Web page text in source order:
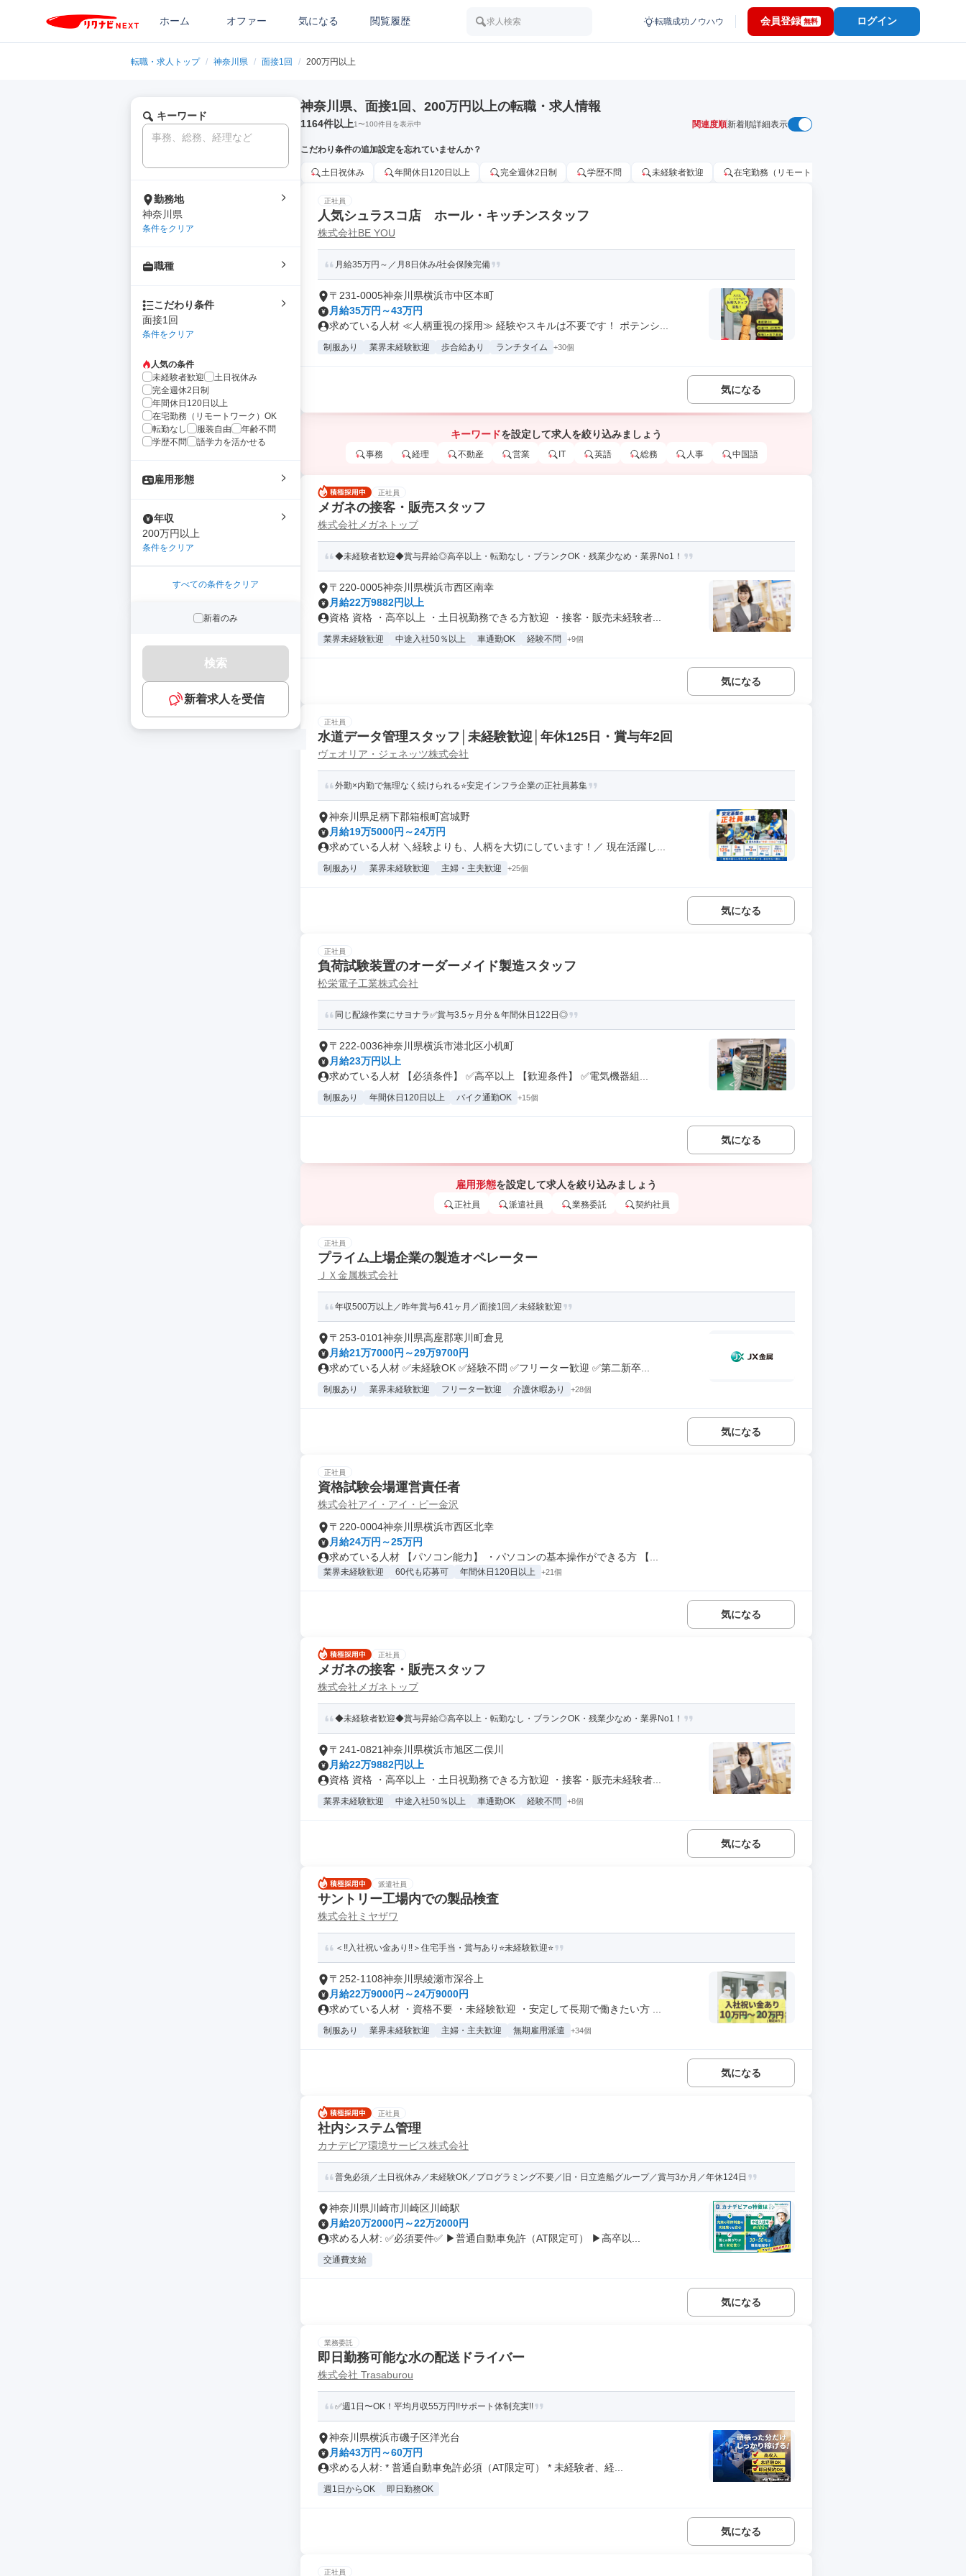
ホーム オファー 気になる 閲覧履歴 求人検索 転職成功ノウハウ 会員登録 無料 ログイン
転職・求人トップ / 神奈川県 / 面接1回 / 200万円以上
キーワード
勤務地
神奈川県
条件をクリア
職種
こだわり条件
面接1回
条件をクリア
人気の条件
未経験者歓迎
土日祝休み
完全週休2日制
年間休日120日以上
在宅勤務（リモートワーク）OK
転勤なし
服装自由
年齢不問
学歴不問
語学力を活かせる
雇用形態
年収
200万円以上
条件をクリア
すべての条件をクリア
新着のみ
検索
新着求人を受信
神奈川県、面接1回、200万円以上の転職・求人情報
1164件以上1〜100件目を表示中 関連度順新着順詳細表示
こだわり条件の追加設定を忘れていませんか？
土日祝休み 年間休日120日以上 完全週休2日制 学歴不問 未経験者歓迎 在宅勤務（リモートワーク）OK
正社員
人気シュラスコ店 ホール・キッチンスタッフ
株式会社BE YOU
月給35万円～／月8日休み/社会保険完備
〒231-0005神奈川県横浜市中区本町
月給35万円～43万円
求めている人材 ≪人柄重視の採用≫ 経験やスキルは不要です！ ポテンシ...
制服あり 業界未経験歓迎 歩合給あり ランチタイム +30個
気になる
キーワードを設定して求人を絞り込みましょう
事務 経理 不動産 営業 IT 英語 総務 人事 中国語
正社員
メガネの接客・販売スタッフ
株式会社メガネトップ
◆未経験者歓迎◆賞与昇給◎高卒以上・転勤なし・ブランクOK・残業少なめ・業界No1！
〒220-0005神奈川県横浜市西区南幸
月給22万9882円以上
資格 資格 ・高卒以上 ・土日祝勤務できる方歓迎 ・接客・販売未経験者...
業界未経験歓迎 中途入社50％以上 車通勤OK 経験不問 +9個
気になる
正社員
水道データ管理スタッフ│未経験歓迎│年休125日・賞与年2回
ヴェオリア・ジェネッツ株式会社
外勤×内勤で無理なく続けられる⭐安定インフラ企業の正社員募集
神奈川県足柄下郡箱根町宮城野
月給19万5000円～24万円
求めている人材 ＼経験よりも、人柄を大切にしています！／ 現在活躍し...
制服あり 業界未経験歓迎 主婦・主夫歓迎 +25個
気になる
正社員
負荷試験装置のオーダーメイド製造スタッフ
松栄電子工業株式会社
同じ配線作業にサヨナラ✅賞与3.5ヶ月分＆年間休日122日◎
〒222-0036神奈川県横浜市港北区小机町
月給23万円以上
求めている人材 【必須条件】 ✅高卒以上 【歓迎条件】 ✅電気機器組...
制服あり 年間休日120日以上 バイク通勤OK +15個
気になる
雇用形態を設定して求人を絞り込みましょう
正社員 派遣社員 業務委託 契約社員
正社員
プライム上場企業の製造オペレーター
ＪＸ金属株式会社
年収500万以上／昨年賞与6.41ヶ月／面接1回／未経験歓迎
〒253-0101神奈川県高座郡寒川町倉見
月給21万7000円～29万9700円
求めている人材 ✅未経験OK ✅経験不問 ✅フリーター歓迎 ✅第二新卒...
制服あり 業界未経験歓迎 フリーター歓迎 介護休暇あり +28個
気になる
正社員
資格試験会場運営責任者
株式会社アイ・アイ・ピー金沢
〒220-0004神奈川県横浜市西区北幸
月給24万円～25万円
求めている人材 【パソコン能力】 ・パソコンの基本操作ができる方 【...
業界未経験歓迎 60代も応募可 年間休日120日以上 +21個
気になる
正社員
メガネの接客・販売スタッフ
株式会社メガネトップ
◆未経験者歓迎◆賞与昇給◎高卒以上・転勤なし・ブランクOK・残業少なめ・業界No1！
〒241-0821神奈川県横浜市旭区二俣川
月給22万9882円以上
資格 資格 ・高卒以上 ・土日祝勤務できる方歓迎 ・接客・販売未経験者...
業界未経験歓迎 中途入社50％以上 車通勤OK 経験不問 +8個
気になる
派遣社員
サントリー工場内での製品検査
株式会社ミヤザワ
＜!!入社祝い金あり!!＞住宅手当・賞与あり⭐未経験歓迎⭐
〒252-1108神奈川県綾瀬市深谷上
月給22万9000円～24万9000円
求めている人材 ・資格不要 ・未経験歓迎 ・安定して長期で働きたい方 ...
制服あり 業界未経験歓迎 主婦・主夫歓迎 無期雇用派遣 +34個
気になる
正社員
社内システム管理
カナデビア環境サービス株式会社
普免必須／土日祝休み／未経験OK／プログラミング不要／旧・日立造船グループ／賞与3か月／年休124日
神奈川県川崎市川崎区川崎駅
月給20万2000円～22万2000円
求める人材: ✅必須要件✅ ▶普通自動車免許（AT限定可） ▶高卒以...
交通費支給
気になる
業務委託
即日勤務可能な水の配送ドライバー
株式会社 Trasaburou
✅週1日〜OK！平均月収55万円!!サポート体制充実!!
神奈川県横浜市磯子区洋光台
月給43万円～60万円
求める人材: * 普通自動車免許必須（AT限定可） * 未経験者、経...
週1日からOK 即日勤務OK
気になる
正社員